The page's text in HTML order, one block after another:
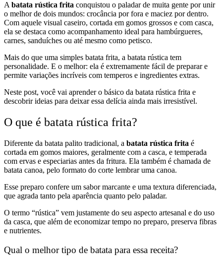
A batata rústica frita conquistou o paladar de muita gente por unir
o melhor de dois mundos: crocância por fora e maciez por dentro.
Com aquele visual caseiro, cortada em gomos grossos e com casca,
ela se destaca como acompanhamento ideal para hambúrgueres,
carnes, sanduíches ou até mesmo como petisco.
Mais do que uma simples batata frita, a batata rústica tem
personalidade. E o melhor: ela é extremamente fácil de preparar e
permite variações incríveis com temperos e ingredientes extras.
Neste post, você vai aprender o básico da batata rústica frita e
descobrir ideias para deixar essa delícia ainda mais irresistível.
O que é batata rústica frita?
Diferente da batata palito tradicional, a batata rústica frita é
cortada em gomos maiores, geralmente com a casca, e temperada
com ervas e especiarias antes da fritura. Ela também é chamada de
batata canoa, pelo formato do corte lembrar uma canoa.
Esse preparo confere um sabor marcante e uma textura diferenciada,
que agrada tanto pela aparência quanto pelo paladar.
O termo “rústica” vem justamente do seu aspecto artesanal e do uso
da casca, que além de economizar tempo no preparo, preserva fibras
e nutrientes.
Qual o melhor tipo de batata para essa receita?